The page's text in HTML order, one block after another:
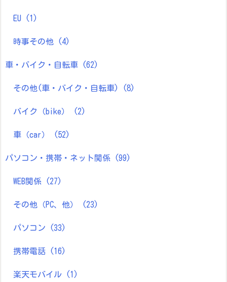
EU (1)
時事その他 (4)
車・バイク・自転車 (62)
その他(車・バイク・自転車) (8)
バイク（bike） (2)
車（car） (52)
パソコン・携帯・ネット関係 (99)
WEB関係 (27)
その他（PC、他） (23)
パソコン (33)
携帯電話 (16)
楽天モバイル (1)